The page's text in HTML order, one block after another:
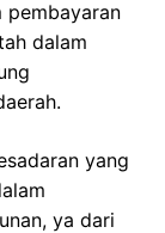
pembayaran
dalam
yang
ya dari